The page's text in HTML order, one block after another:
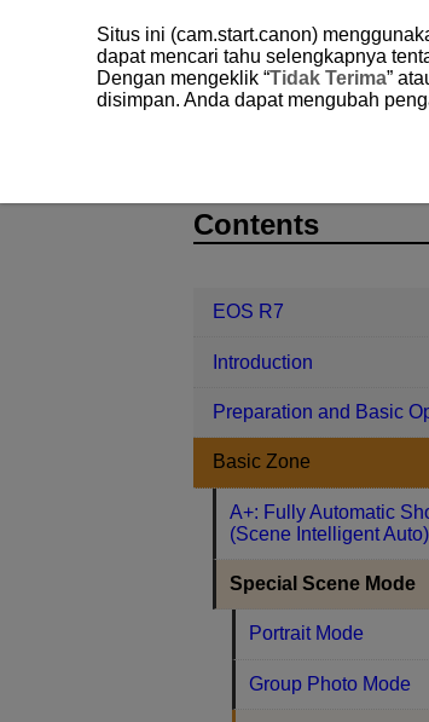
EOS R7 Basic Zone
Contents
EOS R7
Introduction
Preparation and Basic
Basic Zone
A+: Fully Automatic
(Scene Intelligent Auto)
Special Scene Mode
Portrait Mode
Group Photo Mode
Situs ini (cam.start.canon)
dapat mencari tahu selengkapnya
Dengan mengeklik “Tidak Terima”
disimpan. Anda dapat mengubah